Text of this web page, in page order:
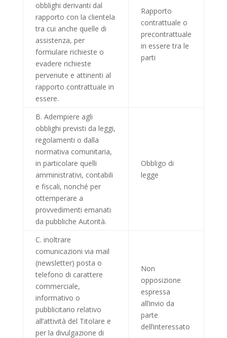
obblighi derivanti dal
rapporto con la clientela
tra cui anche quelle di
assistenza, per
formulare richieste o
evadere richieste
pervenute e attinenti al
rapporto contrattuale in
essere.
Rapporto
contrattuale o
precontrattuale
in essere tra le
parti
B. Adempiere agli
obblighi previsti da leggi,
regolamenti o dalla
normativa comunitaria,
in particolare quelli
amministrativi, contabili
e fiscali, nonché per
ottemperare a
provvedimenti emanati
da pubbliche Autorità.
Obbligo di
legge
C. inoltrare
comunicazioni via mail
(newsletter) posta o
telefono di carattere
commerciale,
informativo o
pubblicitario relativo
all’attività del Titolare e
per la divulgazione di
Non
opposizione
espressa
all’invio da
parte
dell’interessato